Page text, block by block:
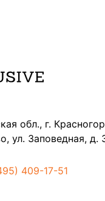
обл., г.
ул. Заповедная, д.
409-17-51